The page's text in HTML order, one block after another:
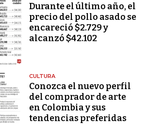
Durante el último año, el
precio del pollo asado se
encareció $2.729 y
alcanzó $42.102
CULTURA
Conozca el nuevo perfil
del comprador de arte
en Colombia y sus
tendencias preferidas